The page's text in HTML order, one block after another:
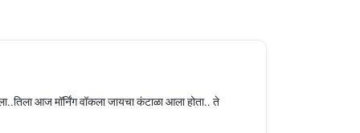
आज मॉर्निंग वॉकला जायचा कंटाळा आला होता.. ते